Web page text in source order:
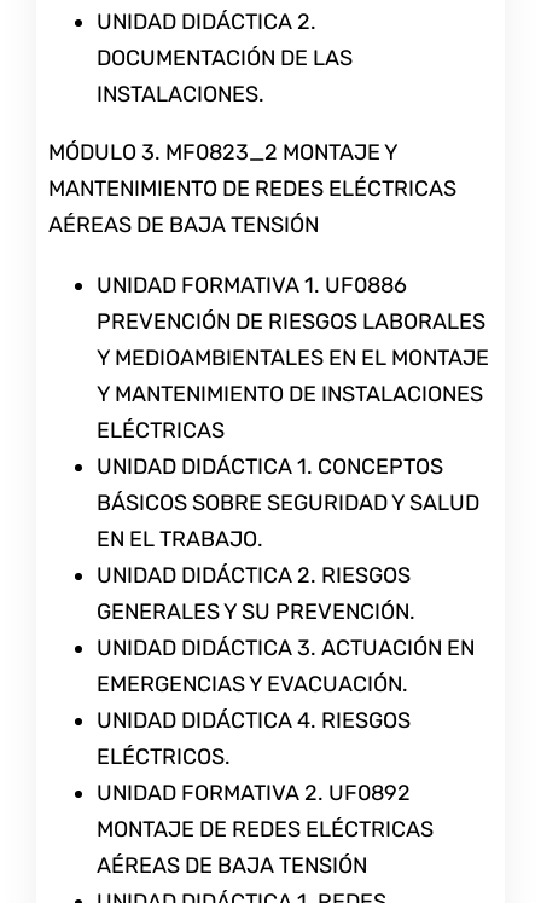
UNIDAD DIDÁCTICA 2.
DOCUMENTACIÓN DE LAS
INSTALACIONES.
MÓDULO 3. MF0823_2 MONTAJE Y
MANTENIMIENTO DE REDES ELÉCTRICAS
AÉREAS DE BAJA TENSIÓN
UNIDAD FORMATIVA 1. UF0886
PREVENCIÓN DE RIESGOS LABORALES
Y MEDIOAMBIENTALES EN EL MONTAJE
Y MANTENIMIENTO DE INSTALACIONES
ELÉCTRICAS
UNIDAD DIDÁCTICA 1. CONCEPTOS
BÁSICOS SOBRE SEGURIDAD Y SALUD
EN EL TRABAJO.
UNIDAD DIDÁCTICA 2. RIESGOS
GENERALES Y SU PREVENCIÓN.
UNIDAD DIDÁCTICA 3. ACTUACIÓN EN
EMERGENCIAS Y EVACUACIÓN.
UNIDAD DIDÁCTICA 4. RIESGOS
ELÉCTRICOS.
UNIDAD FORMATIVA 2. UF0892
MONTAJE DE REDES ELÉCTRICAS
AÉREAS DE BAJA TENSIÓN